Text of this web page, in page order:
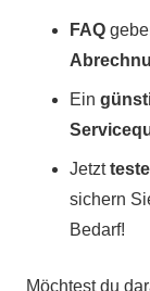
FAQ
Ein
Jetzt
sichern
Bedarf!
Möchtest du